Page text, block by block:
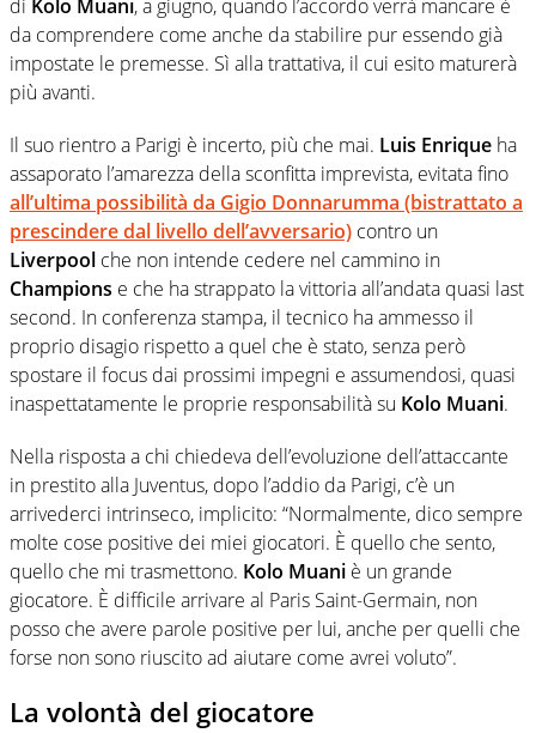
di Kolo Muani, a giugno, quando l’accordo verrà mancare è
da comprendere come anche da stabilire pur essendo già
impostate le premesse. Sì alla trattativa, il cui esito maturerà
più avanti.
Il suo rientro a Parigi è incerto, più che mai. Luis Enrique ha
assaporato l’amarezza della sconfitta imprevista, evitata fino
all’ultima possibilità da Gigio Donnarumma (bistrattato a
prescindere dal livello dell’avversario) contro un
Liverpool che non intende cedere nel cammino in
Champions e che ha strappato la vittoria all’andata quasi last
second. In conferenza stampa, il tecnico ha ammesso il
proprio disagio rispetto a quel che è stato, senza però
spostare il focus dai prossimi impegni e assumendosi, quasi
inaspettatamente le proprie responsabilità su Kolo Muani.
Nella risposta a chi chiedeva dell’evoluzione dell’attaccante
in prestito alla Juventus, dopo l’addio da Parigi, c’è un
arrivederci intrinseco, implicito: “Normalmente, dico sempre
molte cose positive dei miei giocatori. È quello che sento,
quello che mi trasmettono. Kolo Muani è un grande
giocatore. È difficile arrivare al Paris Saint-Germain, non
posso che avere parole positive per lui, anche per quelli che
forse non sono riuscito ad aiutare come avrei voluto”.
La volontà del giocatore